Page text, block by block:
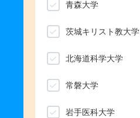
青森大学
茨城キリスト教大学
北海道科学大学
常磐大学
岩手医科大学